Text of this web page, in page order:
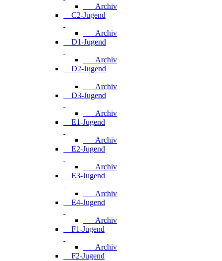
Archiv
C2-Jugend
Archiv
D1-Jugend
Archiv
D2-Jugend
Archiv
D3-Jugend
Archiv
E1-Jugend
Archiv
E2-Jugend
Archiv
E3-Jugend
Archiv
E4-Jugend
Archiv
F1-Jugend
Archiv
F2-Jugend